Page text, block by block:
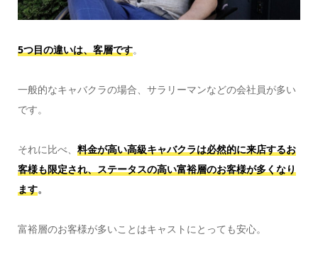
5つ目の違いは、客層です。
一般的なキャバクラの場合、サラリーマンなどの会社員が多い
です。
それに比べ、 料金が高い高級キャバクラは必然的に来店するお
客様も限定され、ステータスの高い富裕層のお客様が多くなり
ます。
富裕層のお客様が多いことはキャストにとっても安心。